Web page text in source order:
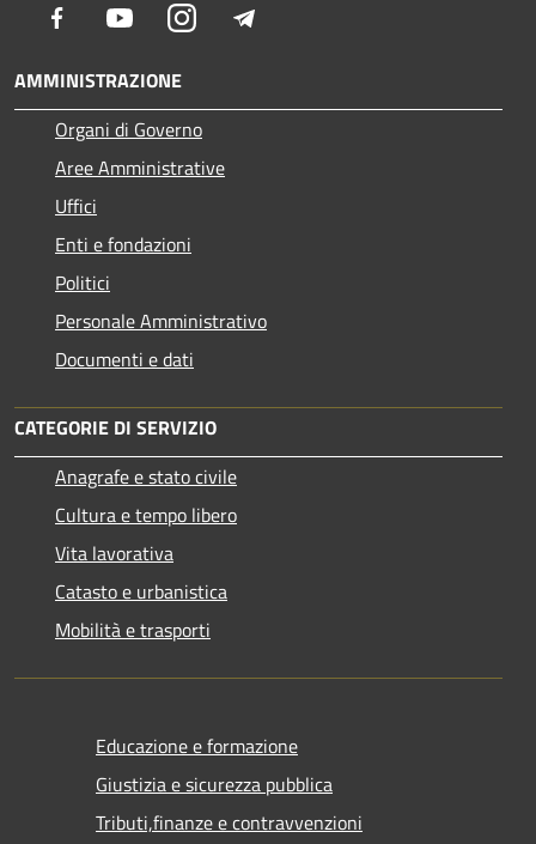
Facebook YoutubeInstagram
AMMINISTRAZIONE
Organi di Governo
Aree Amministrative
Uffici
Enti e fondazioni
Politici
Personale Amministrativo
Documenti e dati
CATEGORIE DI SERVIZIO
Anagrafe e stato civile
Cultura e tempo libero
Vita lavorativa
Catasto e urbanistica
Mobilità e trasporti
Educazione e formazione
Giustizia e sicurezza pubblica
Tributi,finanze e contravvenzioni